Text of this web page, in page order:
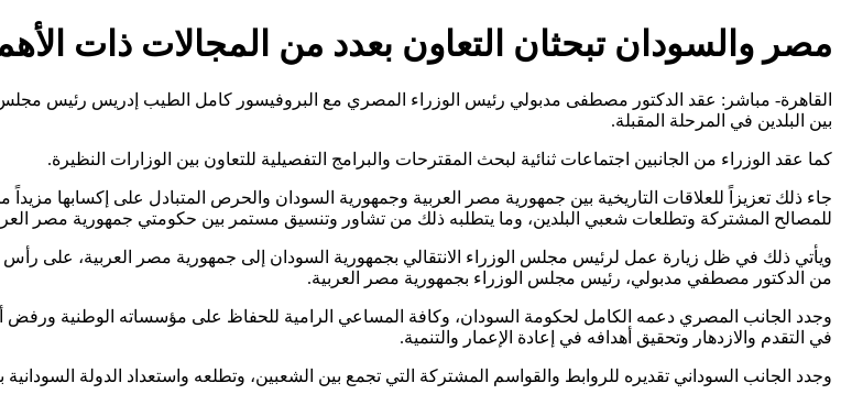
مصر والسودان تبحثان التعاون بعدد من المجالات ذات
القاهرة- مباشر: عقد الدكتور مصطفى مدبولي رئيس الوزراء المصري مع البروفيسور كامل الطيب إدريس رئيس مجلس
بين البلدين في المرحلة المقبلة.
كما عقد الوزراء من الجانبين اجتماعات ثنائية لبحث المقترحات والبرامج التفصيلية للتعاون بين الوزارات النظيرة.
جاء ذلك تعزيزاً للعلاقات التاريخية بين جمهورية مصر العربية وجمهورية السودان والحرص المتبادل على إكسابها
للمصالح المشتركة وتطلعات شعبي البلدين، وما يتطلبه ذلك من تشاور وتنسيق مستمر بين حكومتي جمهورية مصر
ويأتي ذلك في ظل زيارة عمل لرئيس مجلس الوزراء الانتقالي بجمهورية السودان إلى جمهورية مصر العربية، على رأس
من الدكتور مصطفي مدبولي، رئيس مجلس الوزراء بجمهورية مصر العربية.
وجدد الجانب المصري دعمه الكامل لحكومة السودان، وكافة المساعي الرامية للحفاظ على مؤسساته الوطنية
في التقدم والازدهار وتحقيق أهدافه في إعادة الإعمار والتنمية.
وجدد الجانب السوداني تقديره للروابط والقواسم المشتركة التي تجمع بين الشعبين، وتطلعه واستعداد الدولة